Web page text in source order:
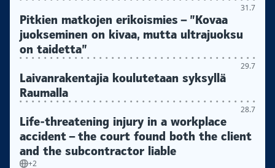
31.7
Pitkien matkojen erikoismies – ”Kovaa
juokseminen on kivaa, mutta ultrajuoksu
on taidetta”
29.7
Laivanrakentajia koulutetaan syksyllä
Raumalla
28.7
Life-threatening injury in a workplace
accident – the court found both the client
and the subcontractor liable
+2